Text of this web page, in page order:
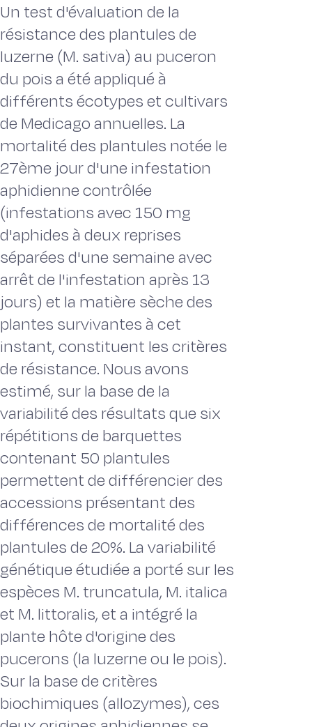
Un test d'évaluation de la
résistance des plantules de
luzerne (M. sativa) au puceron
du pois a été appliqué à
différents écotypes et cultivars
de Medicago annuelles. La
mortalité des plantules notée le
27ème jour d'une infestation
aphidienne contrôlée
(infestations avec 150 mg
d'aphides à deux reprises
séparées d'une semaine avec
arrêt de l'infestation après 13
jours) et la matière sèche des
plantes survivantes à cet
instant, constituent les critères
de résistance. Nous avons
estimé, sur la base de la
variabilité des résultats que six
répétitions de barquettes
contenant 50 plantules
permettent de différencier des
accessions présentant des
différences de mortalité des
plantules de 20%. La variabilité
génétique étudiée a porté sur les
espèces M. truncatula, M. italica
et M. littoralis, et a intégré la
plante hôte d'origine des
pucerons (la luzerne ou le pois).
Sur la base de critères
biochimiques (allozymes), ces